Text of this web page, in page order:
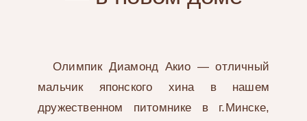
Олимпик Диамонд Акио — отличный
мальчик японского хина в нашем
дружественном питомнике в г.Минске,